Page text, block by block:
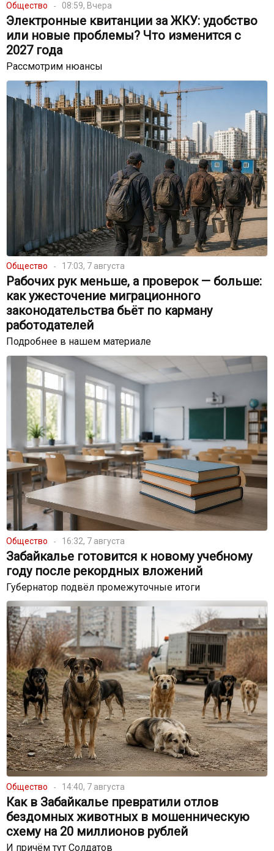
Общество 08:59, Вчера
Электронные квитанции за ЖКУ: удобство
или новые проблемы? Что изменится с
2027 года
Рассмотрим нюансы
Общество 17:03, 7 августа
Рабочих рук меньше, а проверок — больше:
как ужесточение миграционного
законодательства бьёт по карману
работодателей
Подробнее в нашем материале
Общество 16:32, 7 августа
Забайкалье готовится к новому учебному
году после рекордных вложений
Губернатор подвёл промежуточные итоги
Общество 14:40, 7 августа
Как в Забайкалье превратили отлов
бездомных животных в мошенническую
схему на 20 миллионов рублей
И причём тут Солдатов